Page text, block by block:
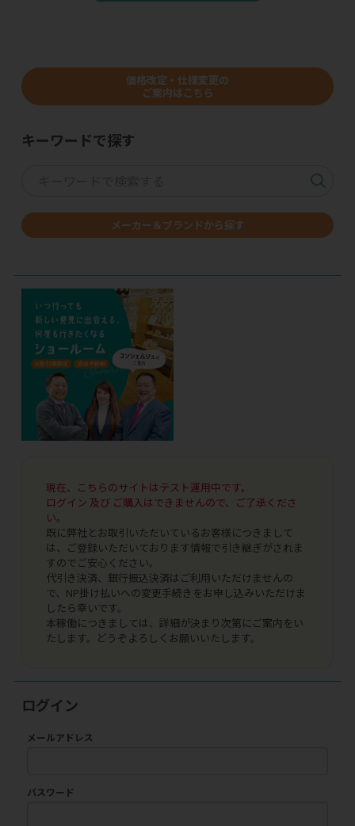
価格改定・仕様変更の
ご案内はこちら
キーワードで探す
メーカー＆ブランドから探す
現在、こちらのサイトはテスト運用中です。
ログイン 及び ご購入はできませんので、ご了承くださ
い。
既に弊社とお取引いただいているお客様につきまして
は、ご登録いただいております情報で引き継ぎがされま
すのでご安心ください。
代引き決済、銀行振込決済はご利用いただけませんの
で、NP掛け払いへの変更手続きをお申し込みいただけま
したら幸いです。
本稼働につきましては、詳細が決まり次第にご案内をい
たします。どうぞよろしくお願いいたします。
ログイン
メールアドレス
パスワード